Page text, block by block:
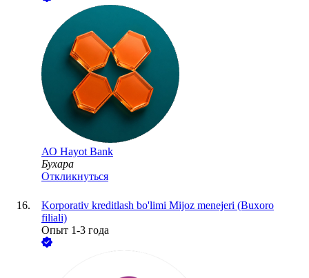
АО Hayot Bank
Бухара
Откликнуться
Korporativ kreditlash bo'limi Mijoz menejeri (Buxoro
filiali)
Опыт 1-3 года